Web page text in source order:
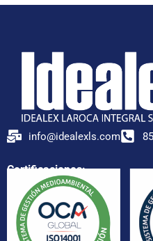
info@idealexls.com
Certificaciones: